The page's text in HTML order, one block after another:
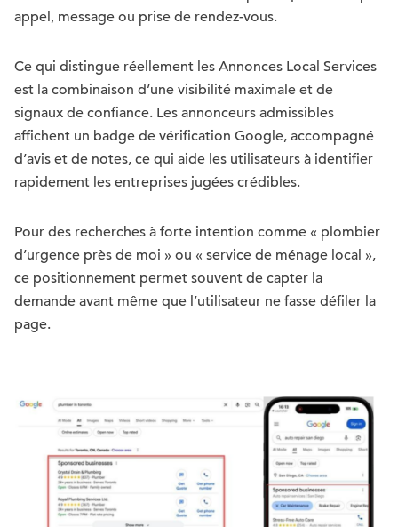
appel, message ou prise de rendez-vous.
Ce qui distingue réellement les Annonces Local Services
est la combinaison d’une visibilité maximale et de
signaux de confiance. Les annonceurs admissibles
affichent un badge de vérification Google, accompagné
d’avis et de notes, ce qui aide les utilisateurs à identifier
rapidement les entreprises jugées crédibles.
Pour des recherches à forte intention comme « plombier
d’urgence près de moi » ou « service de ménage local »,
ce positionnement permet souvent de capter la
demande avant même que l’utilisateur ne fasse défiler la
page.